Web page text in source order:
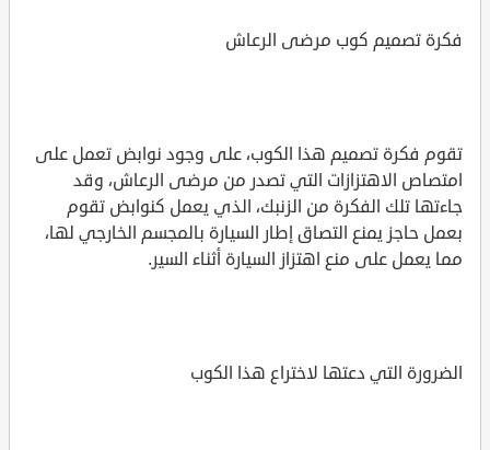
فكرة تصميم كوب مرضى الرعاش
تقوم فكرة تصميم هذا الكوب، على وجود نوابض تعمل على
امتصاص الاهتزازات التي تصدر من مرضى الرعاش، وقد
جاءتها تلك الفكرة من الزنبك، الذي يعمل كنوابض تقوم
بعمل حاجز يمنع التصاق إطار السيارة بالمجسم الخارجي لها،
مما يعمل على منع اهتزاز السيارة أثناء السير.
الضرورة التي دعتها لاختراع هذا الكوب